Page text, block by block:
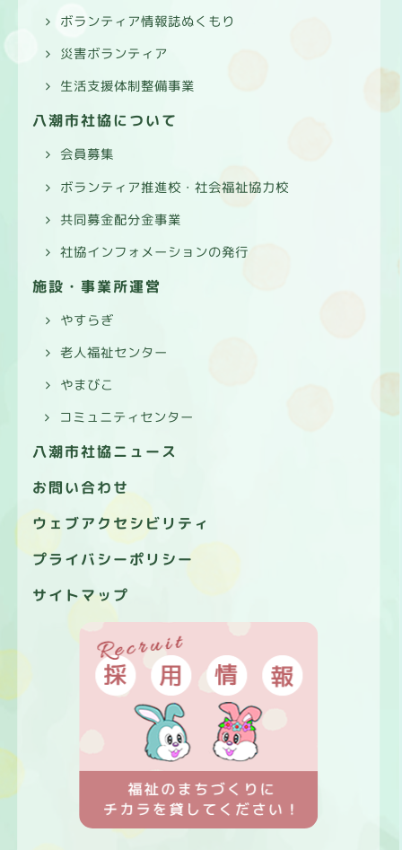
ボランティア情報誌ぬくもり
災害ボランティア
生活支援体制整備事業
八潮市社協について
会員募集
ボランティア推進校・社会福祉協力校
共同募金配分金事業
社協インフォメーションの発行
施設・事業所運営
やすらぎ
老人福祉センター
やまびこ
コミュニティセンター
八潮市社協ニュース
お問い合わせ
ウェブアクセシビリティ
プライバシーポリシー
サイトマップ